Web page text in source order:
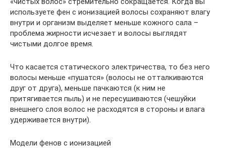
используете фен с ионизацией волосы сохраняют влагу
внутри и организм выделяет меньше кожного сала –
проблема жирности исчезает и волосы выглядят
чистыми долгое время.
Что касается статического электричества, то без него
волосы меньше «пушатся» (волосы не отталкиваются
друг от друга), меньше пачкаются (к ним не
притягивается пыль) и не пересушиваются (чешуйки
внешнего слоя волос не расходятся в стороны и влага
удерживается внутри).
Модели фенов с ионизацией